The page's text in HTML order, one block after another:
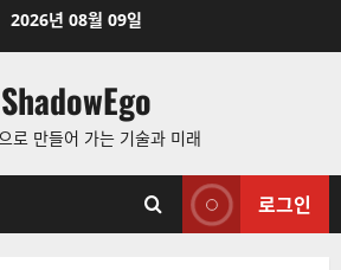
2026년 08월 09일
ShadowEgo
로 만들어 가는 기술과 미래
로그인